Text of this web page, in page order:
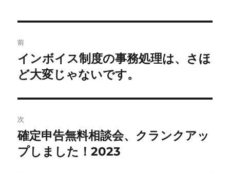
稿
ナ
ビ
ゲ
ー
シ
前
前
の
稿:
インボイス制度の事務処理は、さほ
ど大変じゃないです。
次
次
の
確定申告無料相談会、クランクアッ
プしました！2023